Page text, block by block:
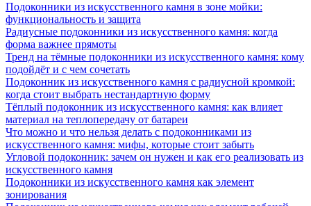
Подоконники из искусственного камня в зоне мойки:
функциональность и защита
Радиусные подоконники из искусственного камня: когда
форма важнее прямоты
Тренд на тёмные подоконники из искусственного камня: кому
подойдёт и с чем сочетать
Подоконник из искусственного камня с радиусной кромкой:
когда стоит выбрать нестандартную форму
Тёплый подоконник из искусственного камня: как влияет
материал на теплопередачу от батареи
Что можно и что нельзя делать с подоконниками из
искусственного камня: мифы, которые стоит забыть
Угловой подоконник: зачем он нужен и как его реализовать из
искусственного камня
Подоконники из искусственного камня как элемент
зонирования